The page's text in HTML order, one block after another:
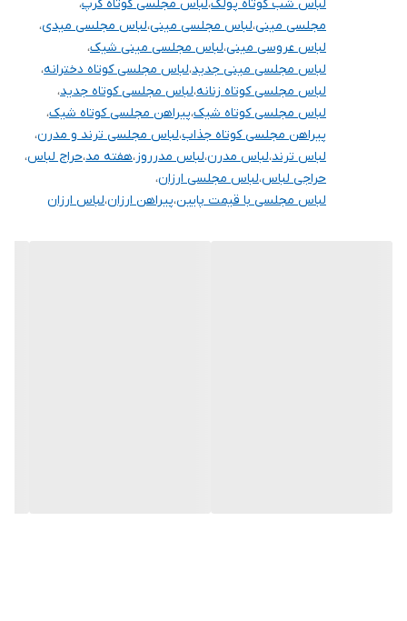
آنها درج شده است چون این سایت امکان مرجوع ندارد و فقط امکان
تعویض سایز دارد.
لباس شب کوتاه پولک،لباس مجلسی کوتاه کرپ،
مجلسی مینی،لباس مجلسی مینی،لباس مجلسی میدی،
لباس عروسی مینی،لباس مجلسی مینی شیک،
لباس مجلسی مینی جدید،لباس مجلسی کوتاه دخترانه،
لباس مجلسی کوتاه زنانه،لباس مجلسی کوتاه جدید،
لباس مجلسی کوتاه شیک،پیراهن مجلسی کوتاه شیک،
پیراهن مجلسی کوتاه جذاب،لباس مجلسی ترند و مدرن،
لباس ترند،لباس مدرن،لباس مدرروز،هفته مد،حراج لباس،
حراجی لباس،لباس مجلسی ارزان،
لباس مجلسی با قیمت پایین،پیراهن ارزان،لباس ارزان